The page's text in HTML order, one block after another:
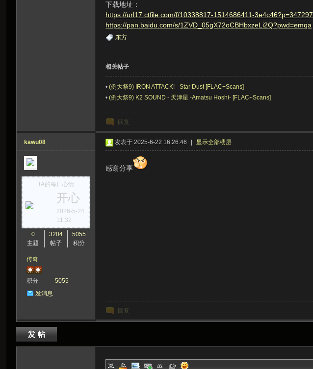
下载地址：
https://url17.ctfile.com/f/10338817-1514686411-3e4c46?p=347297
https://pan.baidu.com/s/1ZVD_05gX72oCBHbxzeLi2Q?pwd=emqa
东方
相关帖子
•(例大祭9) IRON ATTACK! - Star Dust [FLAC+Scans]
•(例大祭9) K2 SOUND - 天津星 -Amatsu Hoshi- [FLAC+Scans]
回复
kawu08
TA的每日心情
开心
2026-5-24
11:32
0
主题
3204
帖子
5055
积分
传奇
积分
5055
发消息
发表于 2025-6-22 16:26:46 显示全部楼层
感谢分享
回复